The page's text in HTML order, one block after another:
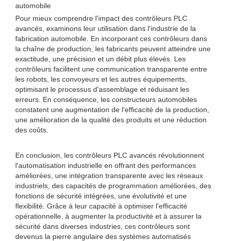
automobile
Pour mieux comprendre l'impact des contrôleurs PLC
avancés, examinons leur utilisation dans l'industrie de la
fabrication automobile. En incorporant ces contrôleurs dans
la chaîne de production, les fabricants peuvent atteindre une
exactitude, une précision et un débit plus élevés. Les
contrôleurs facilitent une communication transparente entre
les robots, les convoyeurs et les autres équipements,
optimisant le processus d'assemblage et réduisant les
erreurs. En conséquence, les constructeurs automobiles
constatent une augmentation de l'efficacité de la production,
une amélioration de la qualité des produits et une réduction
des coûts.
En conclusion, les contrôleurs PLC avancés révolutionnent
l'automatisation industrielle en offrant des performances
améliorées, une intégration transparente avec les réseaux
industriels, des capacités de programmation améliorées, des
fonctions de sécurité intégrées, une évolutivité et une
flexibilité. Grâce à leur capacité à optimiser l'efficacité
opérationnelle, à augmenter la productivité et à assurer la
sécurité dans diverses industries, ces contrôleurs sont
devenus la pierre angulaire des systèmes automatisés